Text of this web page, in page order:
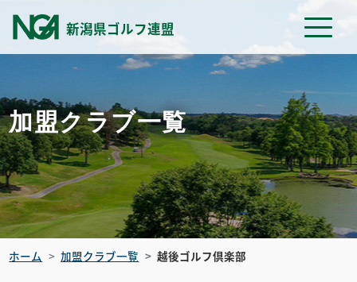
新潟県ゴルフ連盟
加盟クラブ一覧
ホーム 加盟クラブ一覧 越後ゴルフ倶楽部